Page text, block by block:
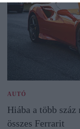
AUTÓ
Hiába a több
összes Ferrarit